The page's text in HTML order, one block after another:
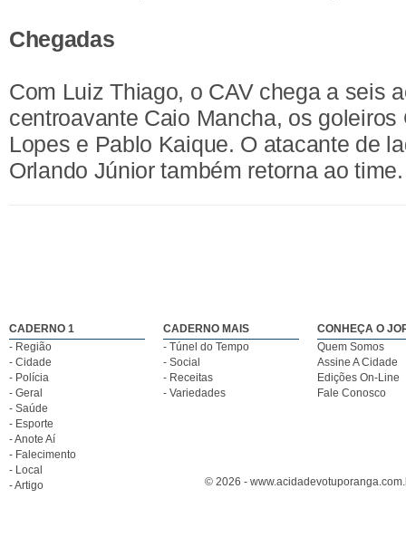
Chegadas
Com Luiz Thiago, o CAV chega a seis
centroavante Caio Mancha, os goleiros
Lopes e Pablo Kaique. O atacante de
Orlando Júnior também retorna ao time.
CADERNO 1
- Região
- Cidade
- Polícia
- Geral
- Saúde
- Esporte
- Anote Aí
- Falecimento
- Local
- Artigo
CADERNO MAIS
- Túnel do Tempo
- Social
- Receitas
- Variedades
CONHEÇA O
Quem Somos
Assine A Cidade
Edições On-Line
Fale Conosco
© 2026 -